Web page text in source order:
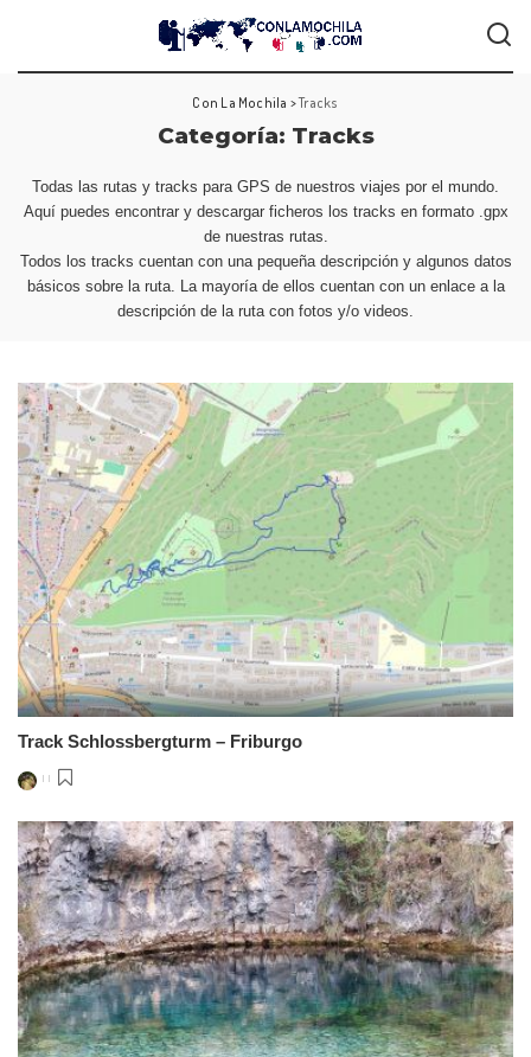
Con La Mochila >Tracks
Categoría: Tracks
Todas las rutas y tracks para GPS de nuestros viajes por el mundo.
Aquí puedes encontrar y descargar ficheros los tracks en formato .gpx
de nuestras rutas.
Todos los tracks cuentan con una pequeña descripción y algunos datos
básicos sobre la ruta. La mayoría de ellos cuentan con un enlace a la
descripción de la ruta con fotos y/o videos.
Track Schlossbergturm – Friburgo
Posted